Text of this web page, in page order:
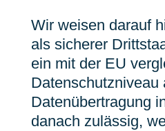
Wir weisen darauf
als sicherer
ein mit der EU
Datenschutzniveau
Datenübertragung
danach zulässig,